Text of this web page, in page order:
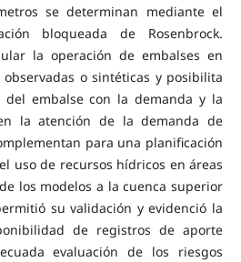
se determinan mediante el
bloqueada de Rosenbrock.
la operación de embalses en
o sintéticas y posibilita
del embalse con la demanda y la
la atención de la demanda de
para una planificación
uso de recursos hídricos en áreas
los modelos a la cuenca superior
su validación y evidenció la
de registros de aporte
evaluación de los riesgos